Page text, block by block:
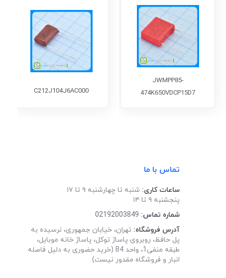
JWMPP85-
474K650VDCP15D7
C212J104J6AC000
تماس با ما
ساعات کاری: شنبه تا چهارشنبه ۹ تا ۱۷
پنجشنبه ۹ تا ۱۴
شماره تماس: 02192003849
آدرس فروشگاه: تهران، خیابان جمهوری، نرسیده به
پل حافظ، روبروی پاساژ توکل، پاساژ خانه موبایل،
طبقه منفی1، واحد B4 (خرید حضوری به دلیل فاصله
انبار و فروشگاه مقدور نیست)